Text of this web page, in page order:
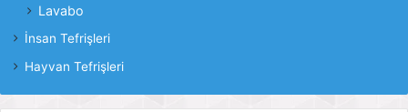
Lavabo
İnsan Tefrişleri
Hayvan Tefrişleri